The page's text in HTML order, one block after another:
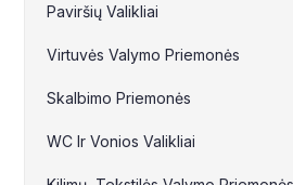
Paviršių Valikliai
Virtuvės Valymo Priemonės
Skalbimo Priemonės
WC Ir Vonios Valikliai